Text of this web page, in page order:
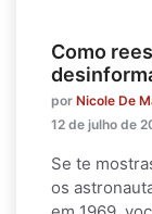
Como
por Nicole De
12 de julho de
Se te
os